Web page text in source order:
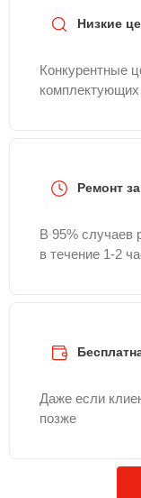
Низкие
Конкурентные
комплектующих
Ремонт
В 95% случаев
в течение 1-2
Даже если
позже